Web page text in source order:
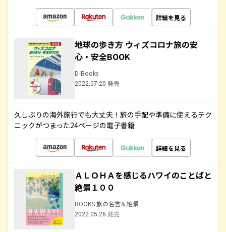
詳細を見る
地球の歩き方 ウィズコロナ旅の安
心・安全BOOK
D-Books
2022.07.20 発売
久しぶりの海外旅行でも大丈夫！旅の手配や準備に使えるテク
ニックがつまった24ページの電子書籍
詳細を見る
ＡＬＯＨＡを感じるハワイのことばと
絶景１００
BOOKS 旅の名言＆絶景
2022.05.26 発売